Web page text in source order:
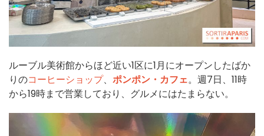
ルーブル美術館からほど近い1区に1月にオープンしたばか
りのコーヒーショップ、 ポンポン・カフェ。週7日、11時
から19時まで営業しており、グルメにはたまらない。